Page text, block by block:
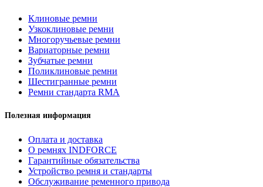
Клиновые ремни
Узкоклиновые ремни
Многоручьевые ремни
Вариаторные ремни
Зубчатые ремни
Поликлиновые ремни
Шестигранные ремни
Ремни стандарта RMA
Полезная информация
Оплата и доставка
О ремнях INDFORCE
Гарантийные обязательства
Устройство ремня и стандарты
Обслуживание ременного привода